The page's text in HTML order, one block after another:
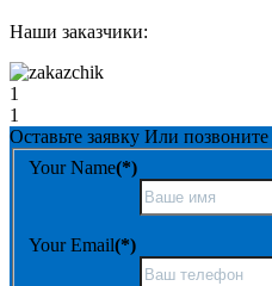
Наши заказчики:
1
1
Оставьте заявку Или позвоните
Your Name(*)
Your Email(*)